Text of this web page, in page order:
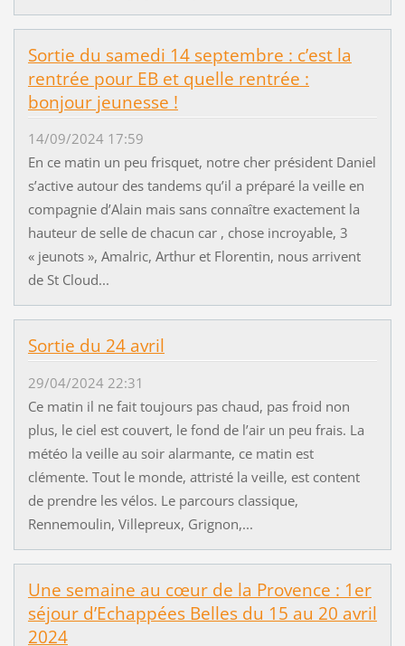
Sortie du samedi 14 septembre : c’est la
rentrée pour EB et quelle rentrée :
bonjour jeunesse !
14/09/2024 17:59
En ce matin un peu frisquet, notre cher président Daniel
s’active autour des tandems qu’il a préparé la veille en
compagnie d’Alain mais sans connaître exactement la
hauteur de selle de chacun car , chose incroyable, 3
« jeunots », Amalric, Arthur et Florentin, nous arrivent
de St Cloud...
Sortie du 24 avril
29/04/2024 22:31
Ce matin il ne fait toujours pas chaud, pas froid non
plus, le ciel est couvert, le fond de l’air un peu frais. La
météo la veille au soir alarmante, ce matin est
clémente. Tout le monde, attristé la veille, est content
de prendre les vélos. Le parcours classique,
Rennemoulin, Villepreux, Grignon,...
Une semaine au cœur de la Provence : 1er
séjour d’Echappées Belles du 15 au 20 avril
2024